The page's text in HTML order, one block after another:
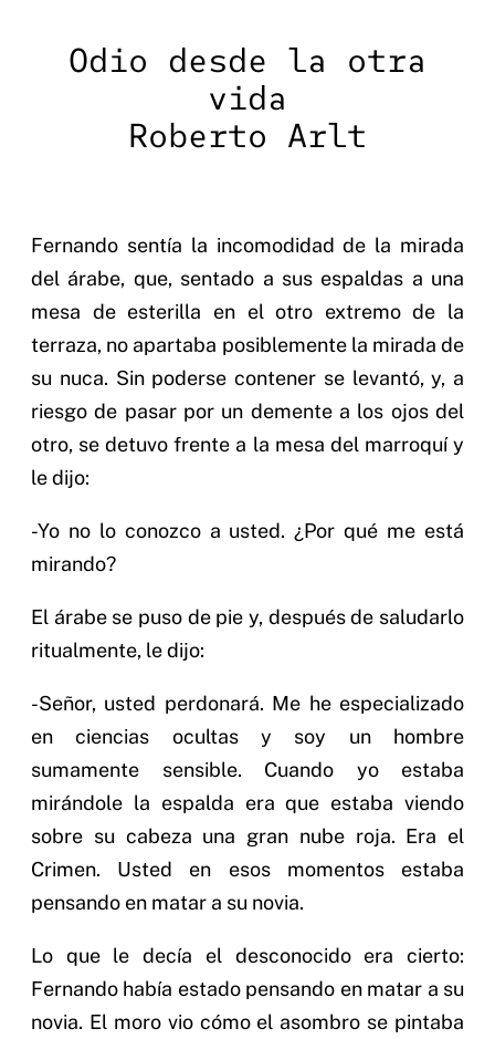
Odio desde la otra
vida
Roberto Arlt
Fernando sentía la incomodidad de la mirada
del árabe, que, sentado a sus espaldas a una
mesa de esterilla en el otro extremo de la
terraza, no apartaba posiblemente la mirada de
su nuca. Sin poderse contener se levantó, y, a
riesgo de pasar por un demente a los ojos del
otro, se detuvo frente a la mesa del marroquí y
le dijo:
-Yo no lo conozco a usted. ¿Por qué me está
mirando?
El árabe se puso de pie y, después de saludarlo
ritualmente, le dijo:
-Señor, usted perdonará. Me he especializado
en ciencias ocultas y soy un hombre
sumamente sensible. Cuando yo estaba
mirándole la espalda era que estaba viendo
sobre su cabeza una gran nube roja. Era el
Crimen. Usted en esos momentos estaba
pensando en matar a su novia.
Lo que le decía el desconocido era cierto:
Fernando había estado pensando en matar a su
novia. El moro vio cómo el asombro se pintaba